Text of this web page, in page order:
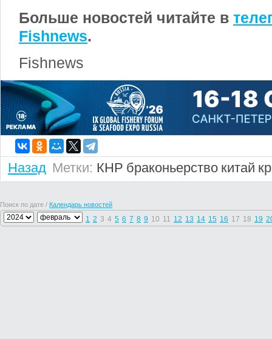
Больше новостей читайте в
Fishnews.
Fishnews
Назад Метки: КНР браконьерство китай
Поиск по дате / Календарь новостей
1 2 3 4 5 6 7 8 9 10 11 12 13 14 15 16 17 18 19